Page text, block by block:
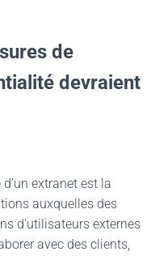
de
devraient
extranet est la
auxquelles des
d’utilisateurs externes
avec des clients,